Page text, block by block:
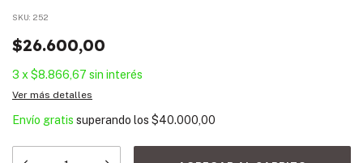
SKU: 252
$26.600,00
3 x $8.866,67 sin interés
Ver más detalles
Envío gratis superando los $40.000,00